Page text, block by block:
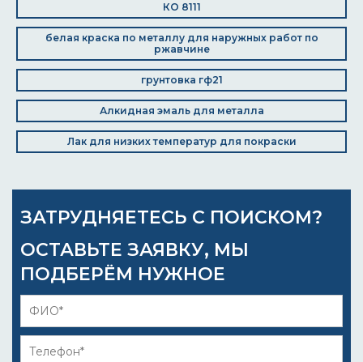
КО 8111
белая краска по металлу для наружных работ по
ржавчине
грунтовка гф21
Алкидная эмаль для металла
Лак для низких температур для покраски
ЗАТРУДНЯЕТЕСЬ С ПОИСКОМ?
ОСТАВЬТЕ ЗАЯВКУ, МЫ
ПОДБЕРЁМ НУЖНОЕ